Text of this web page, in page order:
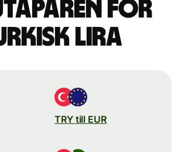
för
lira
TRY till EUR